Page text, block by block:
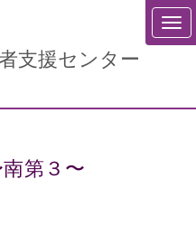
支援センター
第３〜